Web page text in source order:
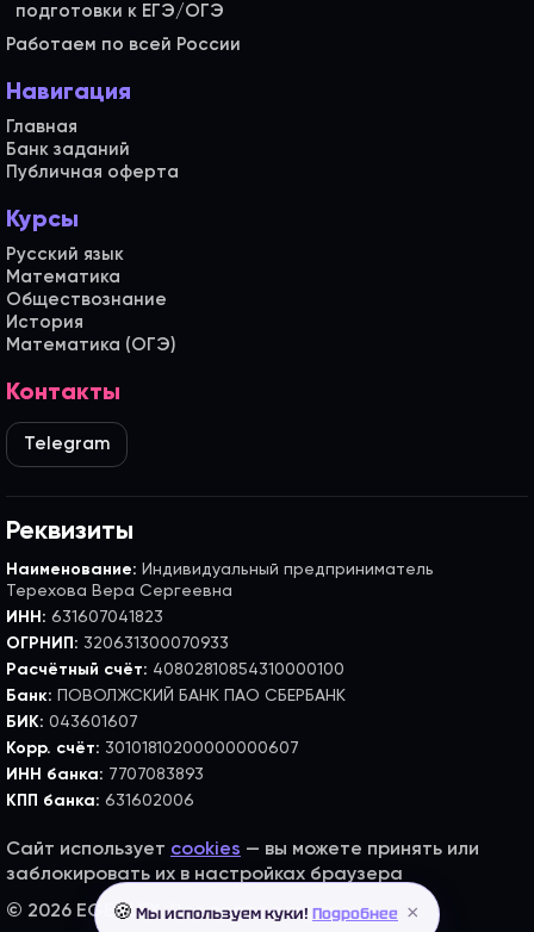
Работаем по всей России
Навигация
Главная
Банк заданий
Публичная оферта
Курсы
Русский язык
Математика
Обществознание
История
Математика (ОГЭ)
Контакты
Telegram
Реквизиты
Наименование: Индивидуальный предприниматель
Терехова Вера Сергеевна
ИНН: 631607041823
ОГРНИП: 320631300070933
Расчётный счёт: 40802810854310000100
Банк: ПОВОЛЖСКИЙ БАНК ПАО СБЕРБАНК
БИК: 043601607
Корр. счёт: 30101810200000000607
ИНН банка: 7707083893
КПП банка: 631602006
Сайт использует cookies — вы можете принять или
заблокировать их в настройках браузера
© 2026 EGE FLEX. Все права защищены.
🍪 Мы используем куки! Подробнее ×